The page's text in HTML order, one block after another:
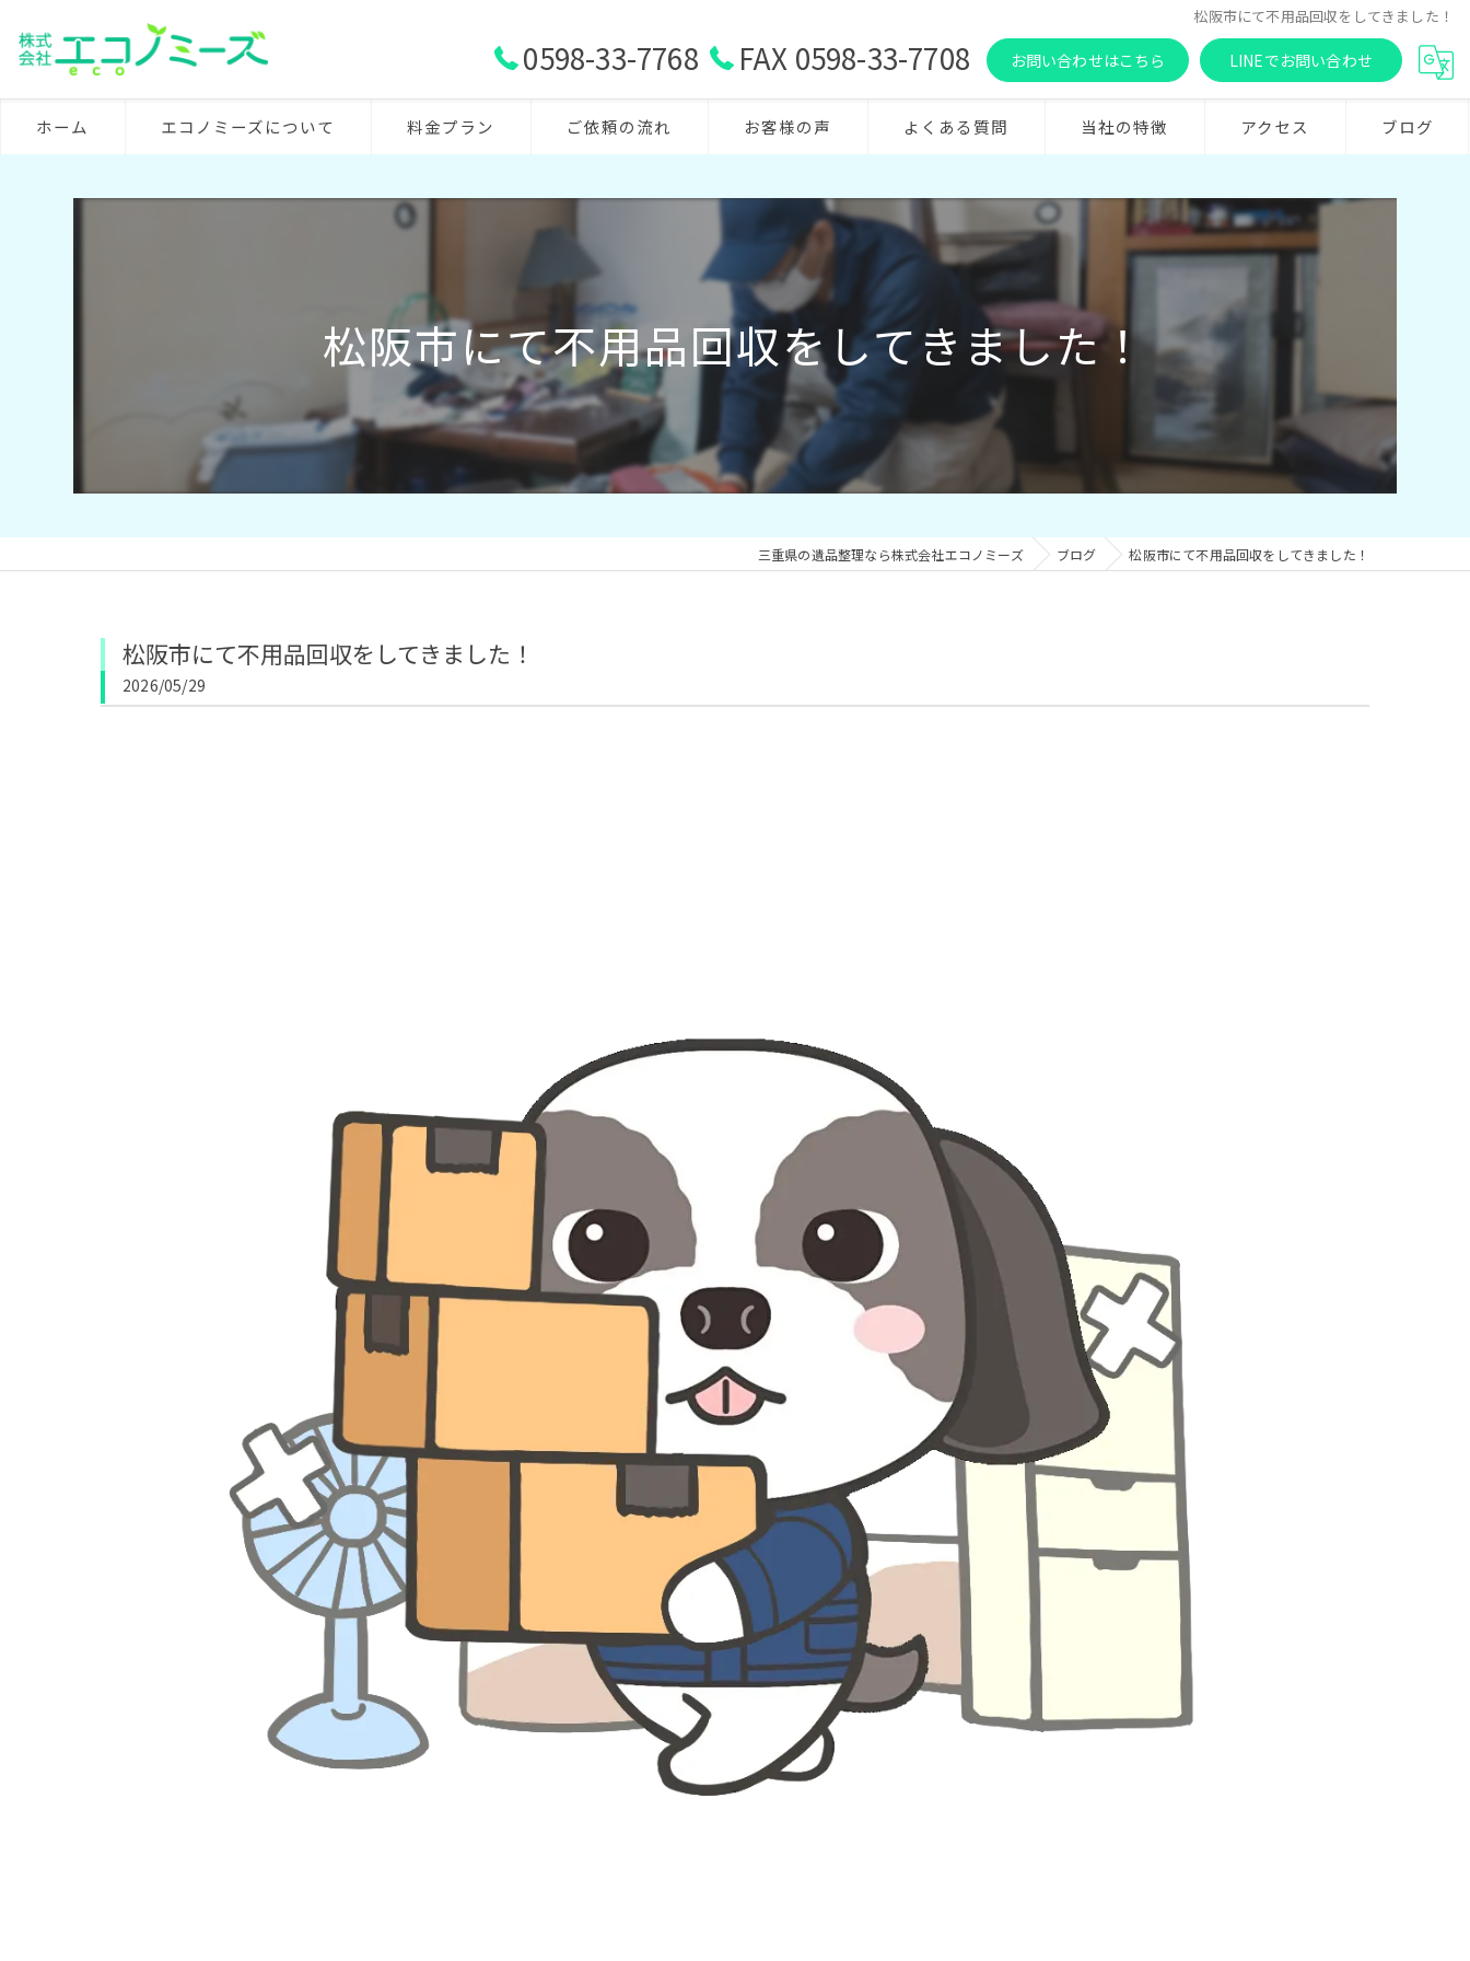
松阪市にて不用品回収をしてきました！
0598-33-7768 FAX 0598-33-7708 お問い合わせはこちら LINEでお問い合わせ
ホーム エコノミーズについて 料金プラン ご依頼の流れ お客様の声 よくある質問 当社の特徴
不用品回収
生前整理
ゴミ屋敷
買取
アクセス ブログ
松阪市にて不用品回収をしてきました！
三重県の遺品整理なら株式会社エコノミーズ ブログ 松阪市にて不用品回収をしてきました！
松阪市にて不用品回収をしてきました！
2026/05/29